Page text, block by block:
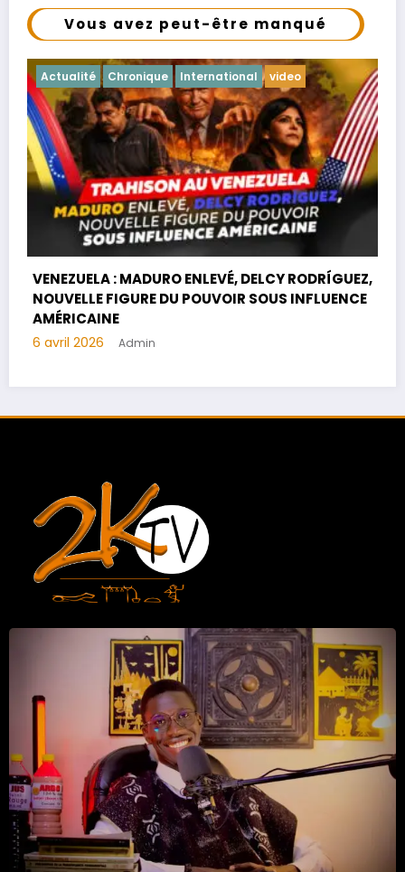
Vous avez peut-être manqué
Actualité Chronique International
TRAHISON AU VENEZUELA : MADURO ENLEVÉ,
DELCY RODRÍGUEZ, NOUVELLE FIGURE DU
POUVOIR SOUS INFLUENCE AMÉRICAINE
3 avril 2026